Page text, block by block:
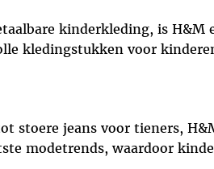
kinderkleding, is H&M
kledingstukken voor
stoere jeans voor tieners,
modetrends, waardoor